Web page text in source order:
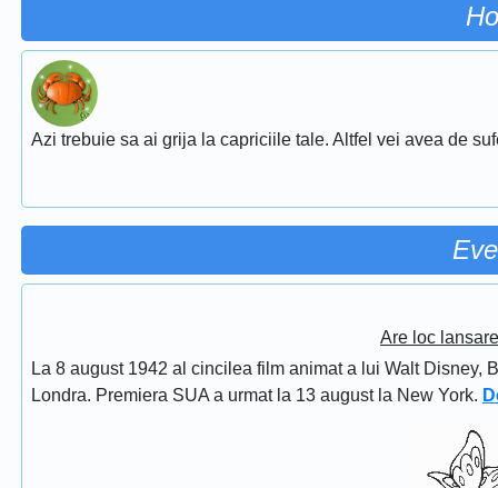
Azi trebuie sa ai grija la capriciile tale. Altfel vei avea de
Are loc
La 8 august 1942 al cincilea film animat a lui Walt
Londra. Premiera SUA a urmat la 13 august la New York.